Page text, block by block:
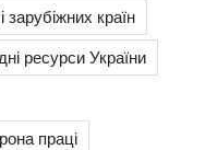
зарубіжних країн
ресурси України
праці